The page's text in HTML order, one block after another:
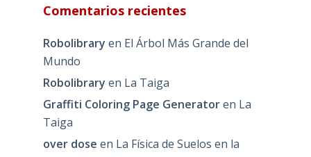
Comentarios recientes
Robolibrary en El Árbol Más Grande del
Mundo
Robolibrary en La Taiga
Graffiti Coloring Page Generatoren La
Taiga
over dose en La Física de Suelos en la